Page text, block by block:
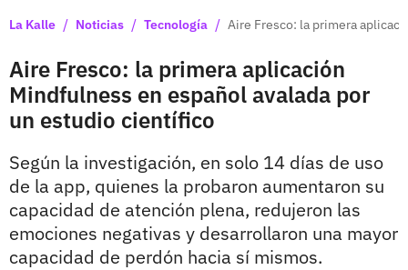
La Kalle / Noticias / Tecnología / Aire Fresco: la primera
Aire Fresco: la primera aplicación
Mindfulness en español avalada por
un estudio científico
Según la investigación, en solo 14 días de uso
de la app, quienes la probaron aumentaron su
capacidad de atención plena, redujeron las
emociones negativas y desarrollaron una mayor
capacidad de perdón hacia sí mismos.